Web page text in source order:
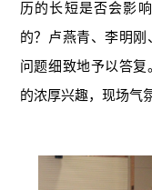
历的长短是否会影
的？卢燕青、李明
问题细致地予以答
的浓厚兴趣，现场气